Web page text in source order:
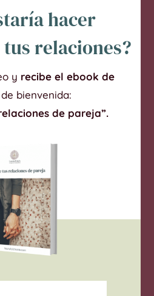
hacer
relaciones?
y recibe el ebook de
de bienvenida:
de pareja”.